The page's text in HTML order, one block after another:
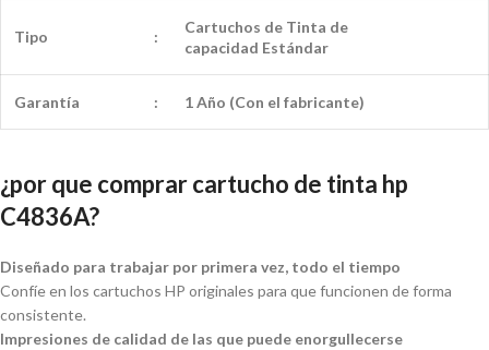
Tipo :
Cartuchos de Tinta de
capacidad Estándar
Garantía : 1 Año (Con el fabricante)
¿por que comprar cartucho de tinta hp
C4836A?
Diseñado para trabajar por primera vez, todo el tiempo
Confíe en los cartuchos HP originales para que funcionen de forma
consistente.
Impresiones de calidad de las que puede enorgullecerse